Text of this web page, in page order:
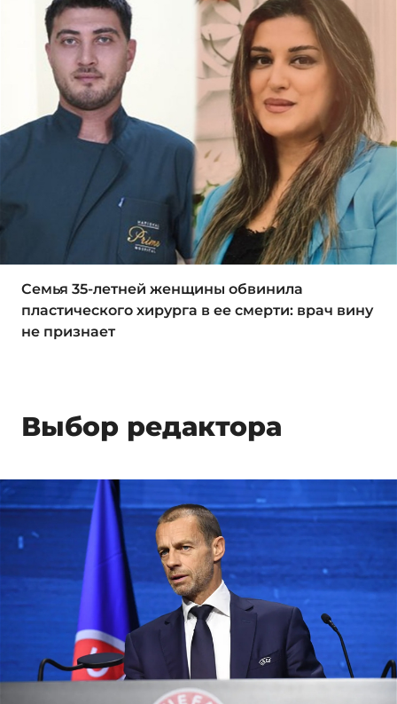
Семья 35-летней женщины обвинила
пластического хирурга в ее смерти: врач вину
не признает
Выбор редактора